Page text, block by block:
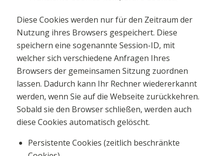
Diese Cookies werden nur für den Zeitraum der
Nutzung ihres Browsers gespeichert. Diese
speichern eine sogenannte Session-ID, mit
welcher sich verschiedene Anfragen Ihres
Browsers der gemeinsamen Sitzung zuordnen
lassen. Dadurch kann Ihr Rechner wiedererkannt
werden, wenn Sie auf die Webseite zurückkehren.
Sobald sie den Browser schließen, werden auch
diese Cookies automatisch gelöscht.
Persistente Cookies (zeitlich beschränkte